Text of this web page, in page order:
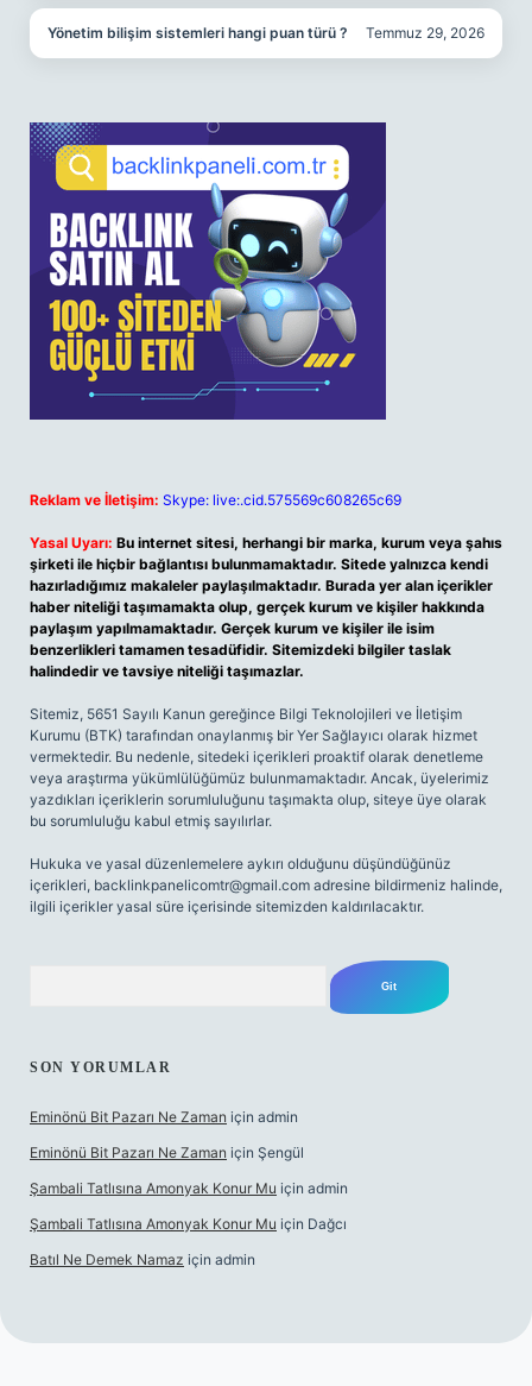
Yönetim bilişim sistemleri hangi puan türü ? Temmuz 29, 2026
Reklam ve İletişim: Skype: live:.cid.575569c608265c69
Yasal Uyarı: Bu internet sitesi, herhangi bir marka, kurum veya şahıs
şirketi ile hiçbir bağlantısı bulunmamaktadır. Sitede yalnızca kendi
hazırladığımız makaleler paylaşılmaktadır. Burada yer alan içerikler
haber niteliği taşımamakta olup, gerçek kurum ve kişiler hakkında
paylaşım yapılmamaktadır. Gerçek kurum ve kişiler ile isim
benzerlikleri tamamen tesadüfidir. Sitemizdeki bilgiler taslak
halindedir ve tavsiye niteliği taşımazlar.
Sitemiz, 5651 Sayılı Kanun gereğince Bilgi Teknolojileri ve İletişim
Kurumu (BTK) tarafından onaylanmış bir Yer Sağlayıcı olarak hizmet
vermektedir. Bu nedenle, sitedeki içerikleri proaktif olarak denetleme
veya araştırma yükümlülüğümüz bulunmamaktadır. Ancak, üyelerimiz
yazdıkları içeriklerin sorumluluğunu taşımakta olup, siteye üye olarak
bu sorumluluğu kabul etmiş sayılırlar.
Hukuka ve yasal düzenlemelere aykırı olduğunu düşündüğünüz
içerikleri, backlinkpanelicomtr@gmail.com adresine bildirmeniz halinde,
ilgili içerikler yasal süre içerisinde sitemizden kaldırılacaktır.
SON YORUMLAR
Eminönü Bit Pazarı Ne Zaman için admin
Eminönü Bit Pazarı Ne Zaman için Şengül
Şambali Tatlısına Amonyak Konur Mu için admin
Şambali Tatlısına Amonyak Konur Mu için Dağcı
Batıl Ne Demek Namaz için admin